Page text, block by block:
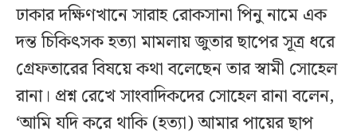
ঢাকার দক্ষিণখানে সারাহ রোকসানা পিনু নামে এক
দন্ত চিকিৎসক হত্যা মামলায় জুতার ছাপের সূত্র ধরে
গ্রেফতারের বিষয়ে কথা বলেছেন তার স্বামী সোহেল
রানা। প্রশ্ন রেখে সাংবাদিকদের সোহেল রানা বলেন,
‘আমি যদি করে থাকি (হত্যা) আমার পায়ের ছাপ